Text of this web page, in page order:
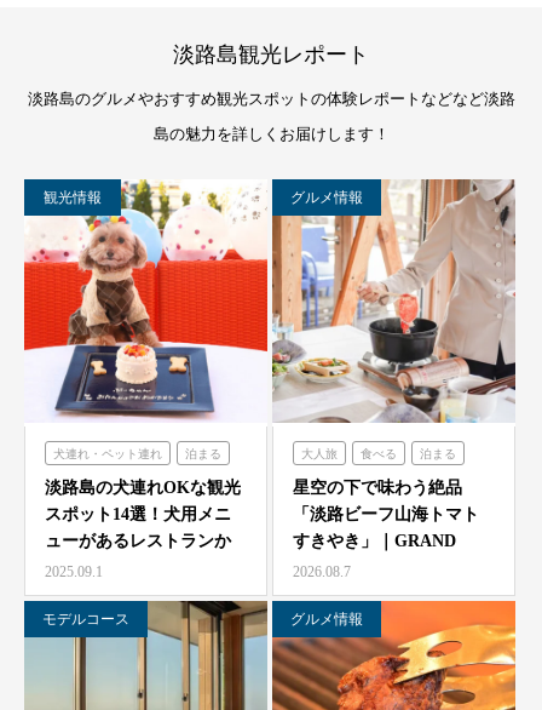
淡路島観光レポート
淡路島のグルメやおすすめ観光スポットの体験レポートなどなど淡路
島の魅力を詳しくお届けします！
観光情報
犬連れ・ペット連れ 泊まる
ミエレザガーデン
のじまスコーラ
シェフガーデン
淡路島の犬連れOKな観光
スポット14選！犬用メニ
ューがあるレストランか
らペット可ホテルまで…
2025.09.1
グルメ情報
大人旅 食べる 泊まる
グランシャリオ
星空の下で味わう絶品
「淡路ビーフ山海トマト
すきやき」｜GRAND
CHARIOT 北斗七星…
2026.08.7
モデルコース グルメ情報